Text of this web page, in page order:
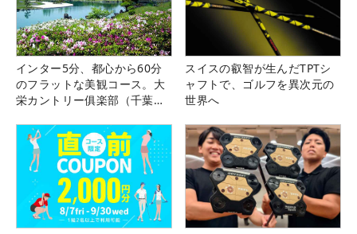
インター5分、都心から60分
のフラットな美観コース。大
栄カントリー俱楽部（千葉
スイスの叡智が生んだTPTシ
ャフトで、ゴルフを異次元の
世界へ